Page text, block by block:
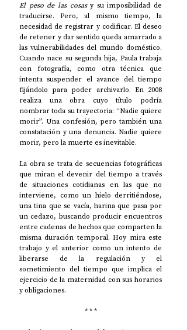
El peso de las cosas y su imposibilidad de
traducirse. Pero, al mismo tiempo, la
necesidad de registrar y codificar. El deseo
de retener y dar sentido queda amarrado a
las vulnerabilidades del mundo doméstico.
Cuando nace su segunda hija, Paula trabaja
con fotografía, como otra técnica que
intenta suspender el avance del tiempo
fijándolo para poder archivarlo. En 2008
realiza una obra cuyo título podría
nombrar toda su trayectoria: “Nadie quiere
morir”. Una confesión, pero también una
constatación y una denuncia. Nadie quiere
morir, pero la muerte es inevitable.
La obra se trata de secuencias fotográficas
que miran el devenir del tiempo a través
de situaciones cotidianas en las que no
interviene, como un hielo derritiéndose,
una tina que se vacía, harina que pasa por
un cedazo, buscando producir encuentros
entre cadenas de hechos que comparten la
misma duración temporal. Hoy mira este
trabajo y el anterior como un intento de
liberarse de la regulación y el
sometimiento del tiempo que implica el
ejercicio de la maternidad con sus horarios
y obligaciones.
* * *